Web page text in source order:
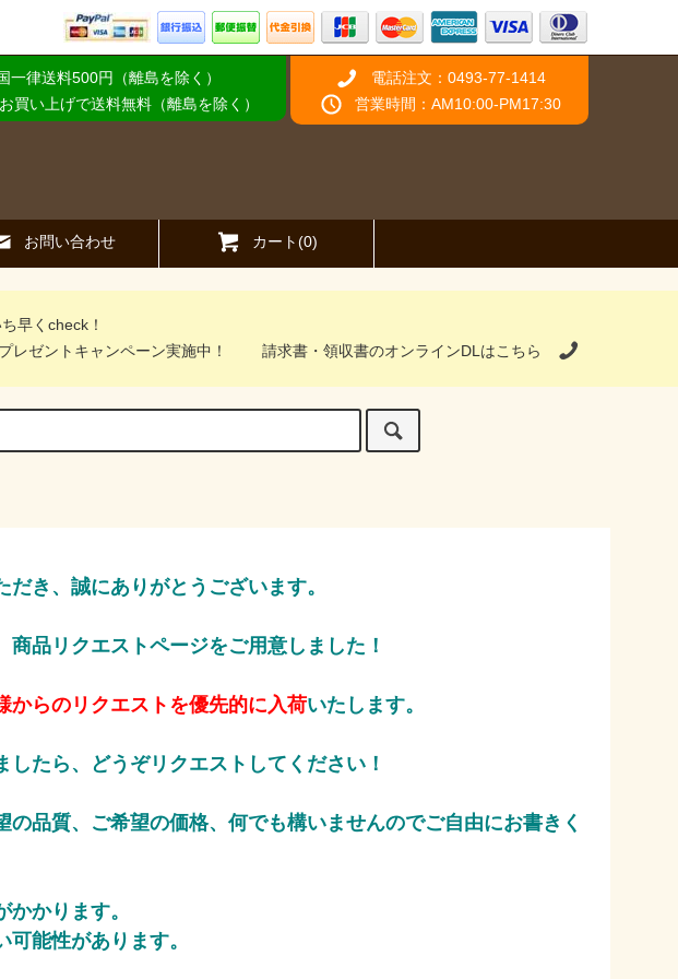
一律送料500円（離島を除く）
買い上げで送料無料（離島を除く）
電話注文：0493-77-1414
営業時間：AM10:00-PM17:30
お問い合わせ カート(0)
早くcheck！
レゼントキャンペーン実施中！ 請求書・領収書のオンラインDLはこちら
き、誠にありがとうございます。
品リクエストページをご用意しました！
からのリクエストを優先的に入荷いたします。
たら、どうぞリクエストしてください！
の品質、ご希望の価格、何でも構いませんのでご自由にお書きく
かります。
能性があります。